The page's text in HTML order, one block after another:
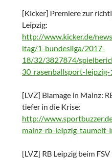
[Kicker] Premiere zur
Leipzig:
http://www.kicker.de/
ltag/1-bundesliga/2017-
18/32/3827874/
30_rasenballsport-
[LVZ] Blamage in Mainz:
tiefer in die Krise:
http://
mainz-rb-leipzig-
[LVZ] RB Leipzig beim